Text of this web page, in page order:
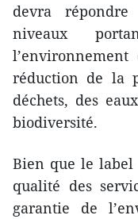
devra
niveaux
réduction de la
déchets, des
biodiversité.
Bien que le
qualité des
garantie de